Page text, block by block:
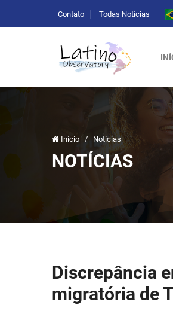
Contato Todas Notícias
Início / Notícias
NOTÍCIAS
Discrepância
migratória de